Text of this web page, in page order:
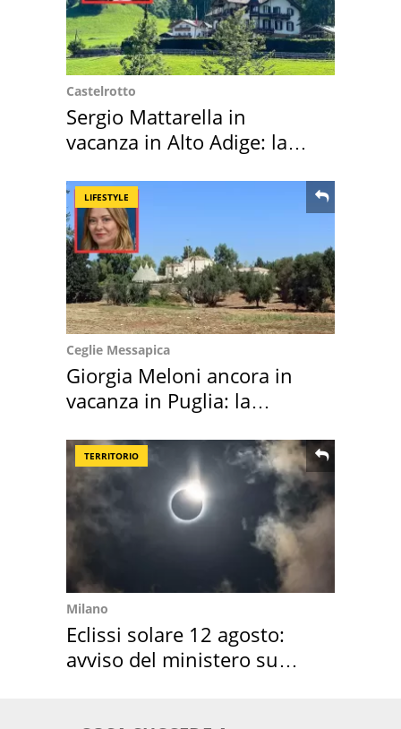
Castelrotto
Sergio Mattarella in
vacanza in Alto Adige: la
LIFESTYLE
Ceglie Messapica
Giorgia Meloni ancora in
vacanza in Puglia: la
TERRITORIO
Milano
Eclissi solare 12 agosto:
avviso del ministero su